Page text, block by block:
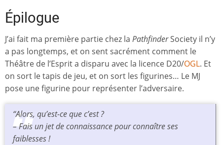
Épilogue
J’ai fait ma première partie chez la PathfinderSociety il n’y
a pas longtemps, et on sent sacrément comment le
Théâtre de l’Esprit a disparu avec la licence D20/OGL. Et
on sort le tapis de jeu, et on sort les figurines… Le MJ
pose une figurine pour représenter l’adversaire.
“Alors, qu’est-ce que c’est ?
– Fais un jet de connaissance pour connaître ses
faiblesses !